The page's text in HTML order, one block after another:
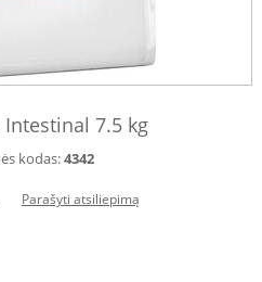
Intestinal 7.5 kg
kodas:4342
Parašyti atsiliepimą